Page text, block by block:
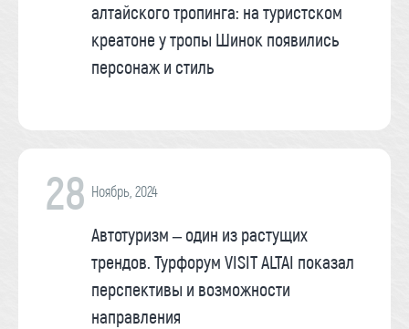
алтайского тропинга: на туристском
креатоне у тропы Шинок появились
персонаж и стиль
28 Ноябрь, 2024
Автотуризм – один из растущих
трендов. Турфорум VISIT ALTAI показал
перспективы и возможности
направления